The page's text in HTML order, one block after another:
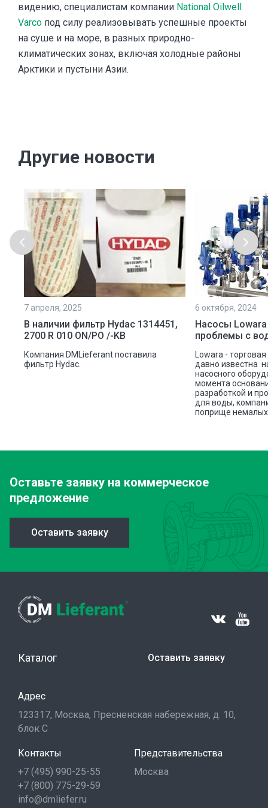
видению, специалистам компании National Oilwell
Varco под силу реализовывать успешные проекты
на суше и на море, в разных природно-
климатических зонах, включая холодные районы
Арктики и пустыни Азии.
Другие новости
7 апреля, 2025
В наличии фильтр Hydac 1314451,
2700 R 010 ON/PO /-KB
Компания DMLieferant поставила
фильтр Hydac.
6 октября, 2024
Насосы
проблемы с
Lowara -
давно известна
насосного
момента
разработкой и
для воды,
поприще немалых
Оставьте заявку на коммерческое
предложение
Оставить заявку
Каталог Оставить заявку
Адрес
123317, Москва, Пресненская набережная, д. 10,
блок С
Контакты
+7 (495) 990-25-55
+7 (800) 775-29-59
info@dmliefer.ru
Представительства
Москва